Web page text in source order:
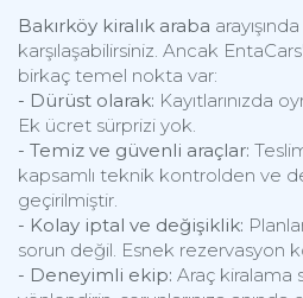
Bakırköy kiralık araba
karşılaşabilirsiniz. Ancak
birkaç temel nokta var:
- Dürüst olarak: Kayıtlarınızda
Ek ücret sürprizi yok.
- Temiz ve güvenli araçlar:
kapsamlı teknik kontrolden ve
geçirilmiştir.
- Kolay iptal ve değişiklik:
sorun değil. Esnek rezervasyon
- Deneyimli ekip: Araç kiralama